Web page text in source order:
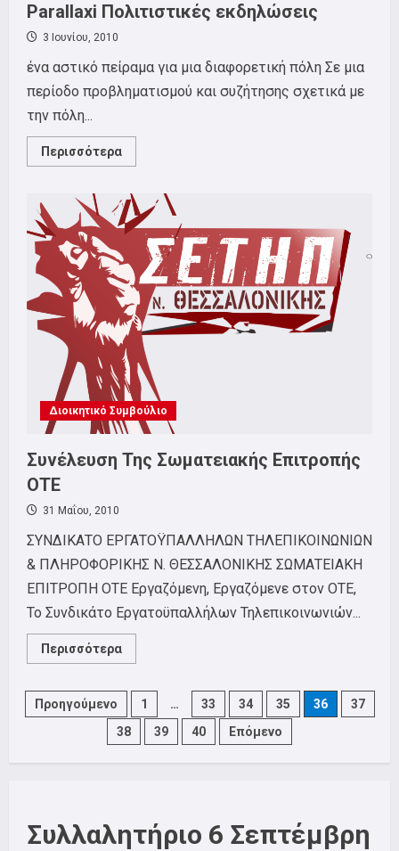
Parallaxi Πολιτιστικές εκδηλώσεις
3 Ιουνίου, 2010
ένα αστικό πείραμα για μια διαφορετική πόλη Σε μια
περίοδο προβληματισμού και συζήτησης σχετικά με
την πόλη...
Περισσότερα
more
Πολιτιστικές
εκδηλώσεις
Διοικητικό Συμβούλιο
Συνέλευση Της Σωματειακής Επιτροπής
ΟΤΕ
31 Μαΐου, 2010
ΣΥΝΔΙΚΑΤΟ ΕΡΓΑΤΟΫΠΑΛΛΗΛΩΝ ΤΗΛΕΠΙΚΟΙΝΩΝΙΩΝ
& ΠΛΗΡΟΦΟΡΙΚΗΣ Ν. ΘΕΣΣΑΛΟΝΙΚΗΣ ΣΩΜΑΤΕΙΑΚΗ
ΕΠΙΤΡΟΠΗ ΟΤΕ Εργαζόμενη, Εργαζόμενε στον ΟΤΕ,
Το Συνδικάτο Εργατοϋπαλλήλων Τηλεπικοινωνιών...
Περισσότερα
more
Της
Σωματειακής
Επιτροπής
ΟΤΕ
Posts
pagination
Προηγούμενο 1 … 33 34 35 36
37
38
39 40 Επόμενο
Συλλαλητήριο 6 Σεπτέμβρη